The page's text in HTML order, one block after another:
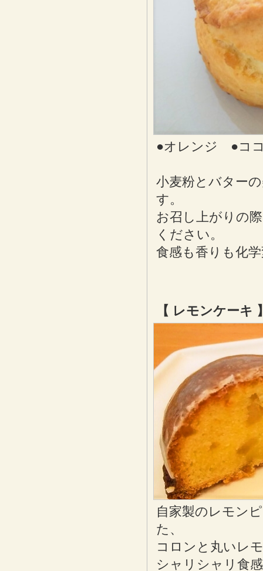
●オレンジ ●コ
小麦粉とバター
す。
お召し上がりの
ください。
食感も香りも化
【 レモンケーキ
自家製のレモン
た、
コロンと丸いレ
シャリシャリ食